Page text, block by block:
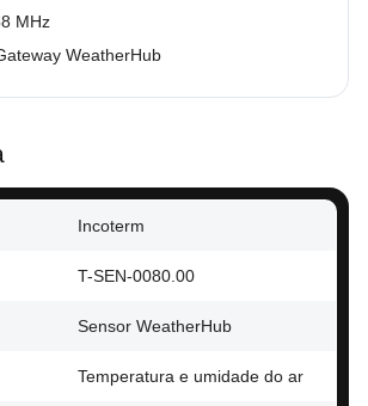
MHz
WeatherHub
Incoterm
T-SEN-0080.00
Sensor WeatherHub
Temperatura e umidade do ar